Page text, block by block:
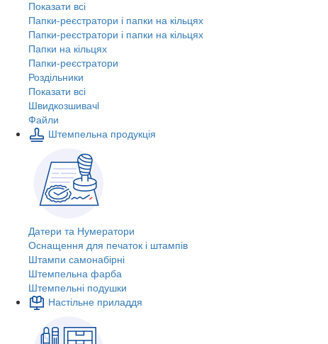
Показати всі
Папки-реєстратори і папки на кільцях
Папки-реєстратори і папки на кільцях
Папки на кільцях
Папки-реєстратори
Роздільники
Показати всі
Швидкозшивачi
Файли
Штемпельна продукція
Датери та Нумератори
Оснащення для печаток і штампів
Штампи самонабірні
Штемпельна фарба
Штемпельні подушки
Настільне приладдя